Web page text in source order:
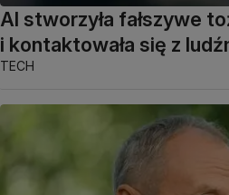
AI stworzyła fałszywe
i kontaktowała się z
TECH